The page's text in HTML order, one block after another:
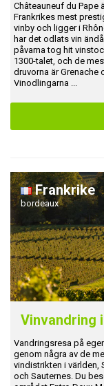
Châteauneuf du Pape
Frankrikes mest
vinby och ligger i
har det odlats vin
påvarna tog hit
1300-talet, och de
druvorna är Grenache
Vinodlingarna ...
Frankrike
bordeaux
Vinvandring
Vandringsresa på
genom några av de
vindistrikten i världen,
och Sauternes. Du